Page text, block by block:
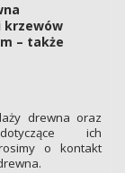
krzewów
– także
drewna oraz
dotyczące ich
o kontakt